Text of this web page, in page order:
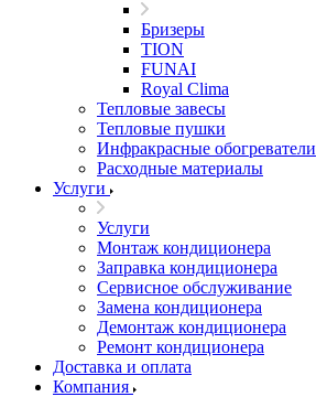
Бризеры
TION
FUNAI
Royal Clima
Тепловые завесы
Тепловые пушки
Инфракрасные обогреватели
Расходные материалы
Услуги
Услуги
Монтаж кондиционера
Заправка кондиционера
Сервисное обслуживание
Замена кондиционера
Демонтаж кондиционера
Ремонт кондиционера
Доставка и оплата
Компания